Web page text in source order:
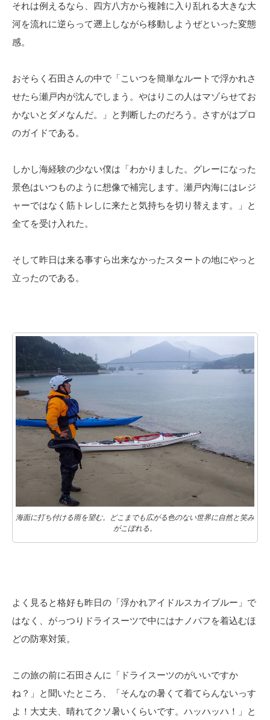
それは例えるなら、四方八方から複雑に入り乱れる大きな大
河を流れに逆らって遡上しながら移動しようぜといった変態
感。
おそらく石田さんの中で「こいつを簡単なルートで浮かれさ
せたら瀬戸内が沈んでしまう。やはりこの人はマゾらせてお
かないとダメなんだ。」と判断したのだろう。さすがはプロ
のガイドである。
しかし海経験の少ない僕は「わかりました。グレーになった
景色はいつものように想像で補完します。瀬戸内海にはレジ
ャーではなく筋トレしに来たと気持ちを切り替えます。」と
全てを受け入れた。
そして昨日は来る事すら出来なかったスタートの地にやっと
立ったのである。
海面に打ち付ける雨を望む。どこまでも広がる色のない世界に自然と笑み
がこぼれる。
よく見ると格好も昨日の「浮かれアイドルスカイブルー」で
はなく、がっつりドライスーツで中にはナノパフを着込むほ
どの防寒対策。
この旅の前に石田さんに「ドライスーツのがいいですか
ね？」と聞いたところ、「そんなの暑くて着てらんないっす
よ！大丈夫、晴れてクソ暑いくらいです。ハッハッハ！」と